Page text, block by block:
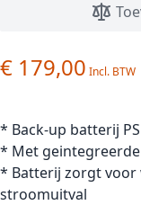
€ 179,00
* Back-up batterij
* Met
* Batterij zorgt voor
stroomuitval